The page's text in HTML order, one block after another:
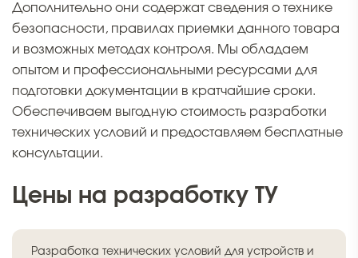
Дополнительно они содержат сведения о технике
безопасности, правилах приемки данного товара
и возможных методах контроля. Мы обладаем
опытом и профессиональными ресурсами для
подготовки документации в кратчайшие сроки.
Обеспечиваем выгодную стоимость разработки
технических условий и предоставляем бесплатные
консультации.
Цены на разработку ТУ
Разработка технических условий для устройств и